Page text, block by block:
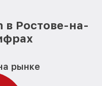
в Ростове-на-
рынке